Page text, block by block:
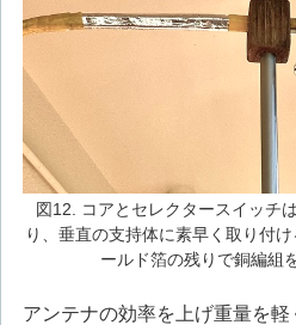
図12. コアとセレクタースイッチ
り、垂直の支持体に素早く取り付
ールド箔の残りで銅編組
アンテナの効率を上げ重量を